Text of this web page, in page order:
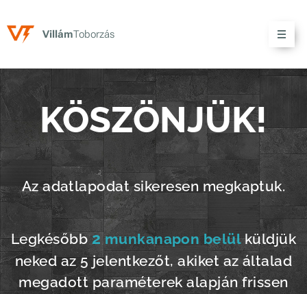
VillámToborzás
KÖSZÖNJÜK!
Az adatlapodat sikeresen megkaptuk.
Legkésőbb 2 munkanapon belülküldjük
neked az 5 jelentkezőt, akiket az általad
megadott paraméterek alapján frissen